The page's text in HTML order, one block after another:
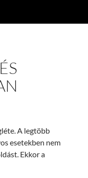
A legtöbb
esetekben nem
Ekkor a